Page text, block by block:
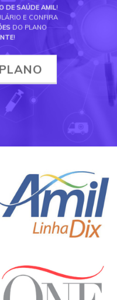
DE SAÚDE AMIL!
E CONFIRA
DO PLANO
!